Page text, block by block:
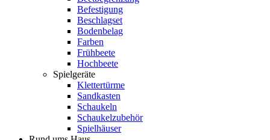
Befestigung
Beschlagset
Bodenbelag
Farben
Frühbeete
Hochbeete
Spielgeräte
Klettertürme
Sandkasten
Schaukeln
Schaukelzubehör
Spielhäuser